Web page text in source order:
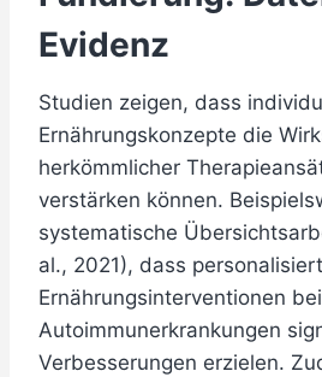
Evidenz
Studien zeigen, dass
Ernährungskonzepte die
herkömmlicher
verstärken können.
systematische
al., 2021), dass
Ernährungsinterventionen bei
Autoimmunerkrankungen
Verbesserungen erzielen.